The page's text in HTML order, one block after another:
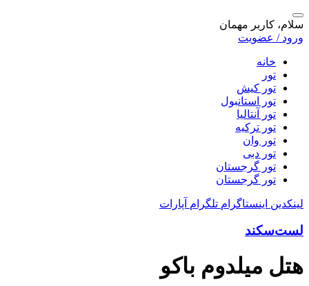
سلام، کاربر مهمان
ورود / عضویت
خانه
تور
تور کیش
تور استانبول
تور آنتالیا
تور ترکیه
تور وان
تور دبی
تور گرجستان
تور گرجستان
لینکدین اینستاگرام تلگرام آپارات
لست‌سکند
هتل میلدوم باکو